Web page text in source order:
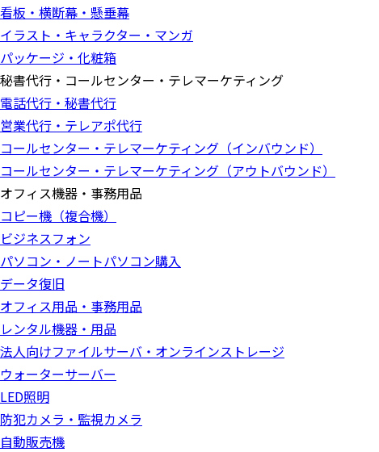
看板・横断幕・懸垂幕
イラスト・キャラクター・マンガ
パッケージ・化粧箱
秘書代行・コールセンター・テレマーケティング
電話代行・秘書代行
営業代行・テレアポ代行
コールセンター・テレマーケティング（インバウンド）
コールセンター・テレマーケティング（アウトバウンド）
オフィス機器・事務用品
コピー機（複合機）
ビジネスフォン
パソコン・ノートパソコン購入
データ復旧
オフィス用品・事務用品
レンタル機器・用品
法人向けファイルサーバ・オンラインストレージ
ウォーターサーバー
LED照明
防犯カメラ・監視カメラ
自動販売機